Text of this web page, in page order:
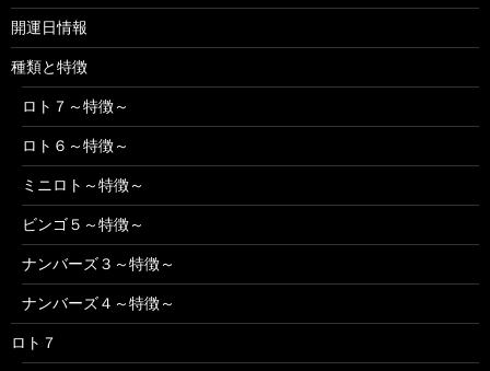
開運日情報
種類と特徴
ロト７～特徴～
ロト６～特徴～
ミニロト～特徴～
ビンゴ５～特徴～
ナンバーズ３～特徴～
ナンバーズ４～特徴～
ロト７